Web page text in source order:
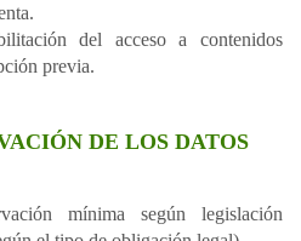
del acceso a contenidos
previa.
DE LOS DATOS
mínima según legislación